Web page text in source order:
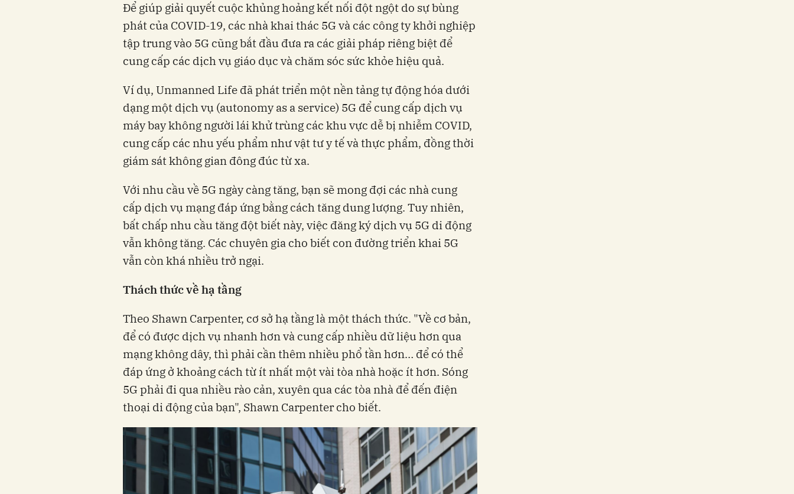
Để giúp giải quyết cuộc khủng hoảng kết nối đột ngột do sự bùng
phát của COVID-19, các nhà khai thác 5G và các công ty khởi nghiệp
tập trung vào 5G cũng bắt đầu đưa ra các giải pháp riêng biệt để
cung cấp các dịch vụ giáo dục và chăm sóc sức khỏe hiệu quả.
Ví dụ, Unmanned Life đã phát triển một nền tảng tự động hóa dưới
dạng một dịch vụ (autonomy as a service) 5G để cung cấp dịch vụ
máy bay không người lái khử trùng các khu vực dễ bị nhiễm COVID,
cung cấp các nhu yếu phẩm như vật tư y tế và thực phẩm, đồng thời
giám sát không gian đông đúc từ xa.
Với nhu cầu về 5G ngày càng tăng, bạn sẽ mong đợi các nhà cung
cấp dịch vụ mạng đáp ứng bằng cách tăng dung lượng. Tuy nhiên,
bất chấp nhu cầu tăng đột biết này, việc đăng ký dịch vụ 5G di động
vẫn không tăng. Các chuyên gia cho biết con đường triển khai 5G
vẫn còn khá nhiều trở ngại.
Thách thức về hạ tầng
Theo Shawn Carpenter, cơ sở hạ tầng là một thách thức. "Về cơ bản,
để có được dịch vụ nhanh hơn và cung cấp nhiều dữ liệu hơn qua
mạng không dây, thì phải cần thêm nhiều phổ tần hơn… để có thể
đáp ứng ở khoảng cách từ ít nhất một vài tòa nhà hoặc ít hơn. Sóng
5G phải đi qua nhiều rào cản, xuyên qua các tòa nhà để đến điện
thoại di động của bạn", Shawn Carpenter cho biết.